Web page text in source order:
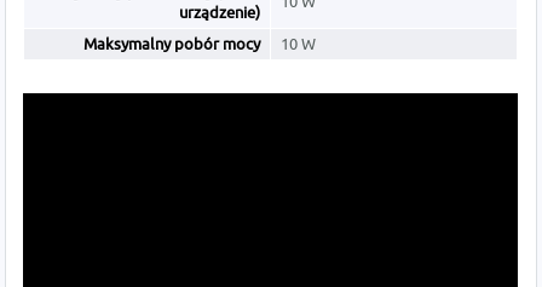
urządzenie)
Maksymalny pobór mocy 10 W